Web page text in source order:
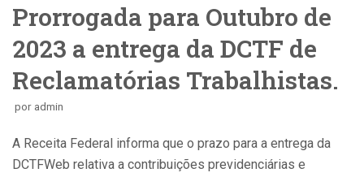
Prorrogada para Outubro de
2023 a entrega da DCTF de
Reclamatórias Trabalhistas.
por admin
A Receita Federal informa que o prazo para a entrega da
DCTFWeb relativa a contribuições previdenciárias e